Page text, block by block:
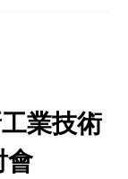
業技術
會